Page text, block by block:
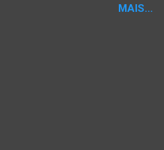
MAIS...